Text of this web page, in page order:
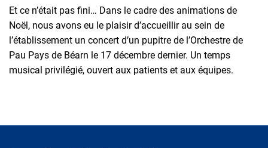
Et ce n’était pas fini… Dans le cadre des animations de
Noël, nous avons eu le plaisir d’accueillir au sein de
l’établissement un concert d’un pupitre de l’Orchestre de
Pau Pays de Béarn le 17 décembre dernier. Un temps
musical privilégié, ouvert aux patients et aux équipes.